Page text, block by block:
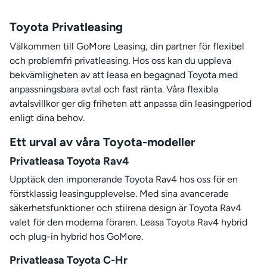
Toyota Privatleasing
Välkommen till GoMore Leasing, din partner för flexibel
och problemfri privatleasing. Hos oss kan du uppleva
bekvämligheten av att leasa en begagnad Toyota med
anpassningsbara avtal och fast ränta. Våra flexibla
avtalsvillkor ger dig friheten att anpassa din leasingperiod
enligt dina behov.
Ett urval av våra Toyota-modeller
Privatleasa Toyota Rav4
Upptäck den imponerande Toyota Rav4 hos oss för en
förstklassig leasingupplevelse. Med sina avancerade
säkerhetsfunktioner och stilrena design är Toyota Rav4
valet för den moderna föraren. Leasa Toyota Rav4 hybrid
och plug-in hybrid hos GoMore.
Privatleasa Toyota C-Hr